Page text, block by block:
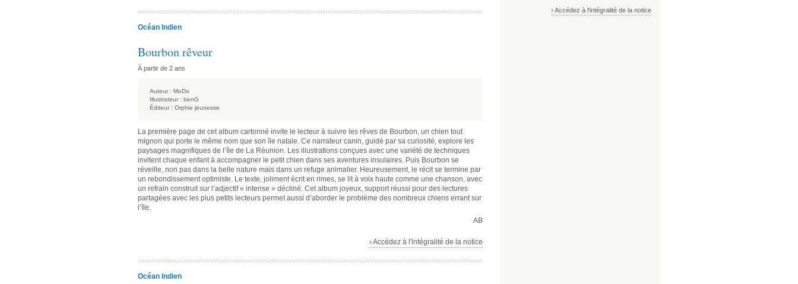
Océan Indien
Bourbon rêveur
À partir de 2 ans
Auteur : MoDo
Illustrateur : benG
Éditeur : Orphie jeunesse
La première page de cet album cartonné invite le lecteur à suivre les rêves de Bourbon, un chien tout
mignon qui porte le même nom que son île natale. Ce narrateur canin, guidé par sa curiosité, explore les
paysages magnifiques de l’île de La Réunion. Les illustrations conçues avec une variété de techniques
invitent chaque enfant à accompagner le petit chien dans ses aventures insulaires. Puis Bourbon se
réveille, non pas dans la belle nature mais dans un refuge animalier. Heureusement, le récit se termine par
un rebondissement optimiste. Le texte, joliment écrit en rimes, se lit à voix haute comme une chanson, avec
un refrain construit sur l’adjectif « intense » décliné. Cet album joyeux, support réussi pour des lectures
partagées avec les plus petits lecteurs permet aussi d’aborder le problème des nombreux chiens errant sur
l’île.
AB
› Accédez à l'intégralité de la notice
Océan Indien
› Accédez à l'intégralité de la notice